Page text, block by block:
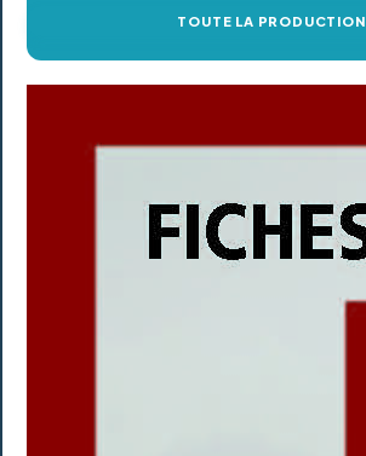
TOUTE LA PRODUCTION